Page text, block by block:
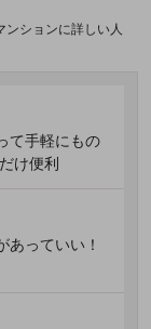
ンションに詳しい人
て手軽にもの
け便利
あっていい！